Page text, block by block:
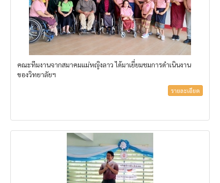
คณะทีมงานจากสมาคมแม่หญิงลาว ได้มาเยี่ยมชมการดำเนินงาน
ของวิทยาลัยฯ
รายละเอียด